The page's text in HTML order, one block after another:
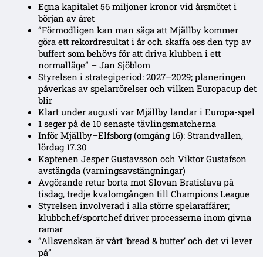
Egna kapitalet 56 miljoner kronor vid årsmötet i
början av året
”Förmodligen kan man säga att Mjällby kommer
göra ett rekordresultat i år och skaffa oss den typ av
buffert som behövs för att driva klubben i ett
normalläge” – Jan Sjöblom
Styrelsen i strategiperiod: 2027–2029; planeringen
påverkas av spelarrörelser och vilken Europacup det
blir
Klart under augusti var Mjällby landar i Europa-spel
1 seger på de 10 senaste tävlingsmatcherna
Inför Mjällby–Elfsborg (omgång 16): Strandvallen,
lördag 17.30
Kaptenen Jesper Gustavsson och Viktor Gustafson
avstängda (varningsavstängningar)
Avgörande retur borta mot Slovan Bratislava på
tisdag, tredje kvalomgången till Champions League
Styrelsen involverad i alla större spelaraffärer;
klubbchef/sportchef driver processerna inom givna
ramar
”Allsvenskan är vårt ’bread & butter’ och det vi lever
på”